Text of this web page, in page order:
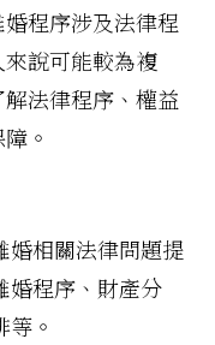
程序涉及法律程
說可能較為複
法律程序、權益
。
婚相關法律問題提
婚程序、財產分
。